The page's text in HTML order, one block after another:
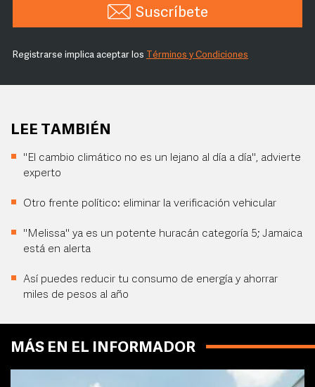
Suscríbete
Registrarse implica aceptar los Términos y Condiciones
LEE TAMBIÉN
"El cambio climático no es un lejano al día a día", advierte
experto
Otro frente político: eliminar la verificación vehicular
"Melissa" ya es un potente huracán categoría 5; Jamaica
está en alerta
Así puedes reducir tu consumo de energía y ahorrar
miles de pesos al año
MÁS EN EL INFORMADOR